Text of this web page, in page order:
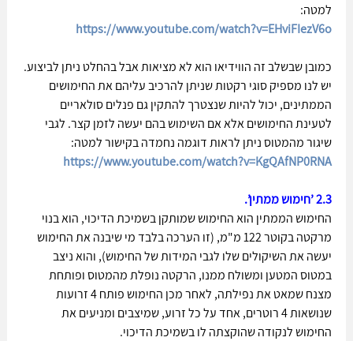
למטה:
https://www.youtube.com/watch?v=EHviFIezV6o
כמובן שבשלב זה הווידיאו הוא לא מציאות אבל בהחלט ניתן לביצוע.
יש לנו מספיק סוגי רקטות שניתן להרכיב עליהם את החימושים
הממתינים, יכול להיות שנצטרך להתקין גם פנלים סולאריים
לטעינת החימושים אלא אם השימוש בהם יעשה לזמן קצר. לגבי
שיגור מהמטוס ניתן לראות דוגמה נחמדה בקישור למטה:
https://www.youtube.com/watch?v=KgQAfNP0RNA
2.3 ’חימוש ממתין’.
החימוש הממתין הוא החימוש שמותקן בשמיכת הדיכוי, הוא בנוי
מרקטה בקוטר 122 מ"מ, (זו הערכה בלבד מי שיבנה את החימוש
יעשה את השיקולים שלו לגבי המידות של החימוש), והוא ניצב
במטוס המטען ומשולח ממנו, הרקטה נופלת מהמטוס ופותחת
מצנח שמאט את נפילתה, לאחר מכן החימוש פותח 4 זרועות
שנושאות 4 רוטרים, אחד על כל זרוע, שמיצבים ומניעים את
החימוש לנקודה שהוקצתה לו בשמיכת הדיכוי.